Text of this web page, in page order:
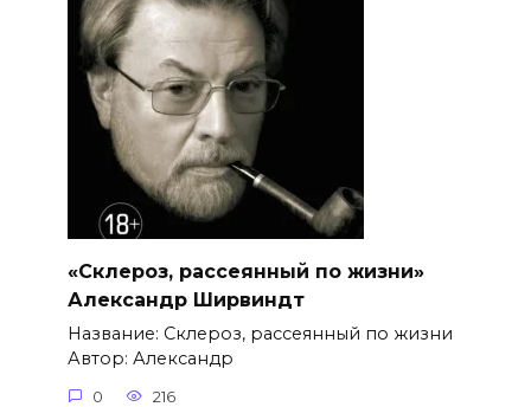
«Склероз, рассеянный по жизни»
Александр Ширвиндт
Название: Склероз, рассеянный по жизни
Автор: Александр
0 216